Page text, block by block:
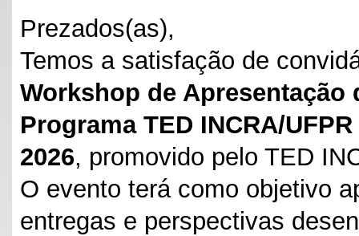
Prezados(as),
Temos a satisfação de
Workshop de
Programa TED INCRA/
2026, promovido pelo TED
O evento terá como objetivo
entregas e perspectivas